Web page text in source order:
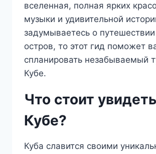
вселенная, полная ярких
музыки и удивительной
задумываетесь о путешествии
остров, то этот гид поможет
спланировать незабываемый
Кубе.
Что стоит
Кубе?
Куба славится своими